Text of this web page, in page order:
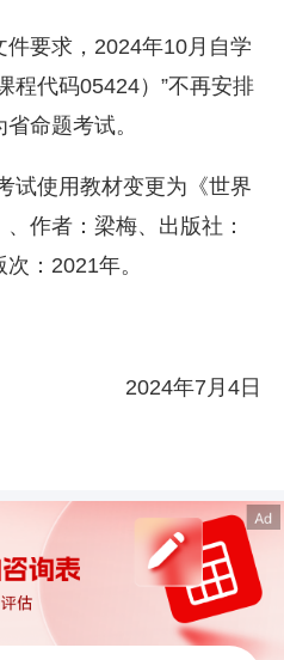
要求，2024年10月自学
程代码05424）”不再安排
命题考试。
试使用教材变更为《世界
作者：梁梅、出版社：
：2021年。
2024年7月4日